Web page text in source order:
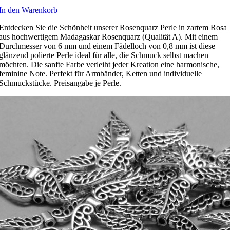
den Warenkorb
Sie die Schönheit unserer Rosenquarz Perle in zartem Rosa
hochwertigem Madagaskar Rosenquarz (Qualität A). Mit einem
von 6 mm und einem Fädelloch von 0,8 mm ist diese
polierte Perle ideal für alle, die Schmuck selbst machen
Die sanfte Farbe verleiht jeder Kreation eine harmonische,
Note. Perfekt für Armbänder, Ketten und individuelle
Preisangabe je Perle.